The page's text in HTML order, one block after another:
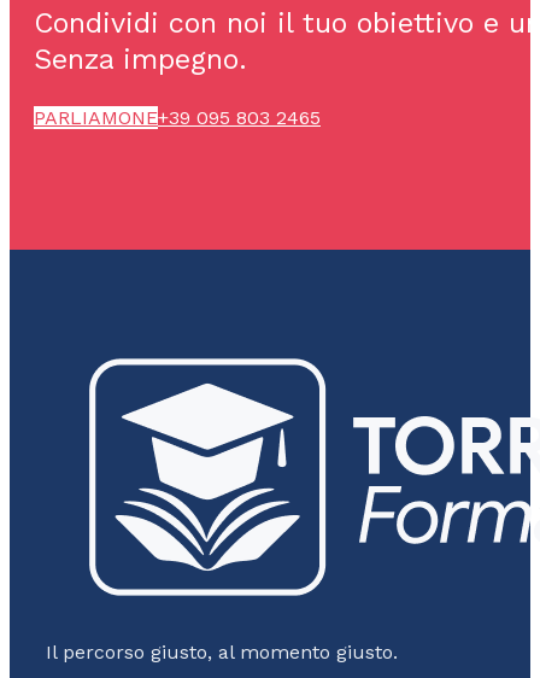
Condividi con noi il tuo obiettivo e
Senza impegno.
PARLIAMONE+39 095 803 2465
Il percorso giusto, al momento giusto.